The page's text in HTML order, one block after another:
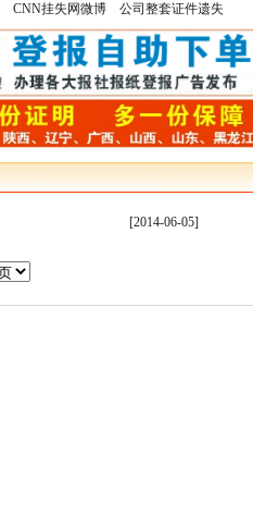
CNN挂失网微博 公司整套证件遗失
[2014-06-05]